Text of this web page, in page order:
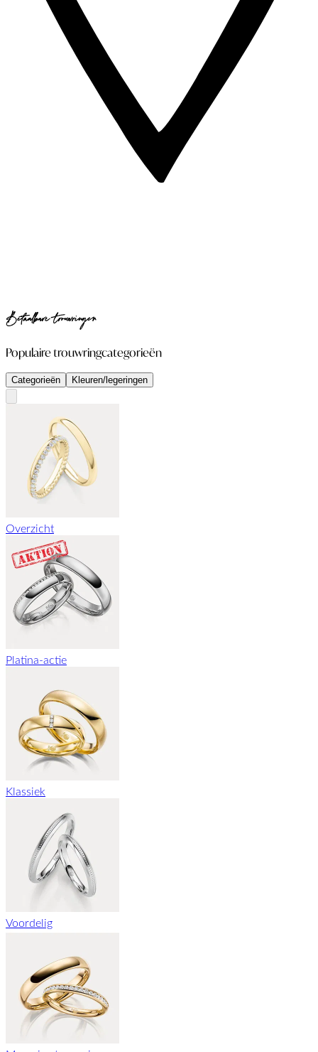
Betaalbare trouwringen
Populaire trouwringcategorieën
Categorieën Kleuren/legeringen
Overzicht
Platina-actie
Klassiek
Voordelig